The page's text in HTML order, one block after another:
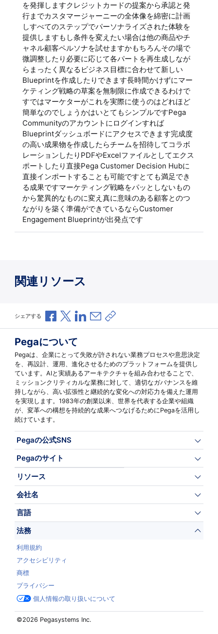
を発揮しますクレジットカードの提案から承認と発
行までカスタマージャーニーの全体像を綿密に計画
しすべてのステップでパーソナライズされた体験を
提供しますもし条件を変えたい場合は他の商品やチ
ャネル顧客ペルソナを試せますかもちろんその場で
微調整したり必要に応じて各パートを再生成しなが
らまったく異なるビジネス目標に合わせて新しい
Blueprintを作成したりできます長時間かけずにマー
ケティング戦略の草案を無制限に作成できるわけで
すではマーケターがこれを実際に使うのはどれほど
簡単なのでしょうかはいとてもシンプルですPega
Communityのアカウントにログインすれば
Blueprintダッシュボードにアクセスできます完成度
の高い成果物を作成したらチームを招待してコラボ
レーションしたりPDFやExcelファイルとしてエクス
ポートしたり直接Pega Customer Decision Hubに
直接インポートすることも可能ですとても満足でき
る成果ですマーケティング戦略をパッとしないもの
から驚異的なものに変え真に意味のある顧客とのつ
ながりを築く準備ができているならCustomer
Engagement Blueprintが出発点です
関連リソース
シェアする Facebookで共有
Xで共有LinkedInで共有
メールで共有
共有リンクをコピー
Pegaについて
Pegaは、企業にとって失敗が許されない業務プロセスや意思決定
を、再設計、運用、進化させるためのプラットフォームを提供し
ています。AIと実績あるアーキテクチャを組み合わせることで、
ミッションクリティカルな業務に対して、適切なガバナンスを維
持しながら、高い拡張性と継続的な変化への対応力を備えた運用
を実現します。1983年の創業以来、世界を代表する企業や組織
が、変革への構想を持続的な成果へつなげるためにPegaを活用し
続けています。
Pegaの公式SNS
Pegaのサイト
リソース
会社名
言語
法務
利用規約
アクセシビリティ
商標
プライバシー
個人情報の取り扱いについて
©2026 Pegasystems Inc.